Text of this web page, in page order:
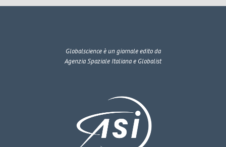
Globalscienceè un giornale edito da
Agenzia Spaziale Italiana e Globalist